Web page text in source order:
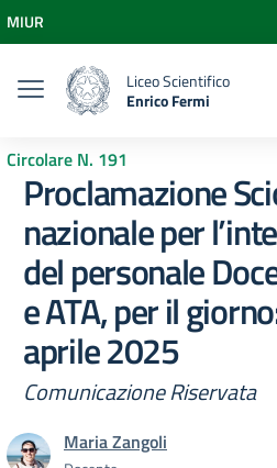
Vai al menu di navigazione
Vai al footer
MIUR
Liceo Scientifico
Enrico Fermi
Circolare N. 191
Proclamazione
nazionale per
del personale
e ATA, per il
aprile 2025
Comunicazione Riservata
Maria Zangoli